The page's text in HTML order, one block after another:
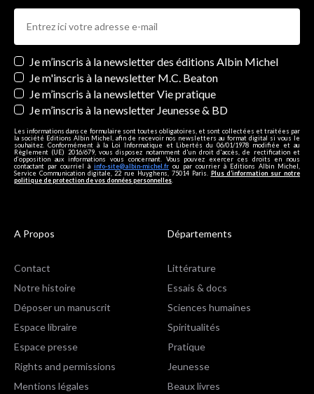
Newsletters
Je m’inscris à la newsletter des éditions Albin Michel
Je m'inscris à la newsletter M.C. Beaton
Je m’inscris à la newsletter Vie pratique
Je m’inscris à la newsletter Jeunesse & BD
Les informations dans ce formulaire sont toutes obligatoires, et sont collectées et traitées par
la société Editions Albin Michel, afin de recevoir nos newsletters au format digital si vous le
souhaitez. Conformément à la Loi Informatique et Libertés du 06/01/1978 modifiée et au
Règlement (UE) 2016/679, vous disposez notamment d'un droit d'accès, de rectification et
d’opposition aux informations vous concernant. Vous pouvez exercer ces droits en nous
contactant par courriel à info-site@albin-michel.fr ou par courrier à Editions Albin Michel,
Service Communication digitale, 22 rue Huyghens, 75014 Paris. Plus d’information sur notre
politique de protection de vos données personnelles
A Propos
Contact
Notre histoire
Déposer un manuscrit
Espace libraire
Espace presse
Rights and permissions
Mentions légales
Départements
Littérature
Essais & docs
Sciences humaines
Spiritualités
Pratique
Jeunesse
Beaux livres